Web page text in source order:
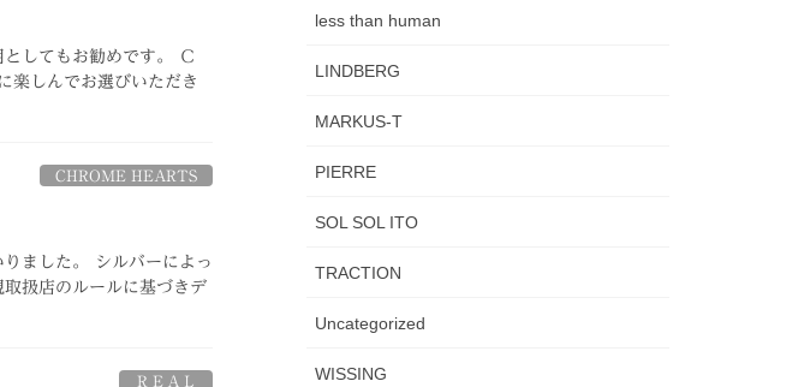
してもお勧めです。 Ｃ
楽しんでお選びいただき
CHROME HEARTS
ました。 シルバーによっ
扱店のルールに基づきデ
ＲＥＡＬ
less than human
LINDBERG
MARKUS-T
PIERRE
SOL SOL ITO
TRACTION
Uncategorized
WISSING